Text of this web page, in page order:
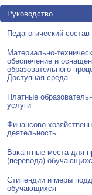
Руководство
Педагогический состав
Материально-
обеспечение и
образовательного
Доступная среда
Платные
услуги
Финансово-
деятельность
Вакантные места для
(перевода)
Стипендии и меры
обучающихся